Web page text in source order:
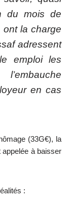
du mois de
ont la charge
adressent
emploi les
en cas
(33G€), la
à baisser
: